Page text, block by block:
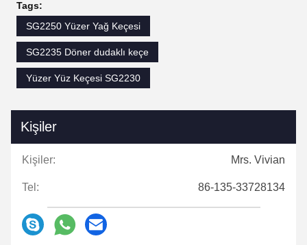
Tags:
SG2250 Yüzer Yağ Keçesi
SG2235 Döner dudaklı keçe
Yüzer Yüz Keçesi SG2230
Kişiler
Kişiler: Mrs. Vivian
Tel: 86-135-33728134